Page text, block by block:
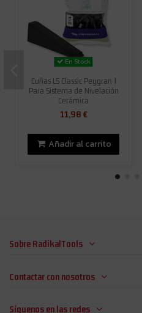
En Stock
Cuñas LS Classic Peygran |
Para Sistema de Nivelación
Cerámica
11,98 €
Añadir al carrito
Sobre RadikalTools
Contactar con nosotros
Síguenos en las redes